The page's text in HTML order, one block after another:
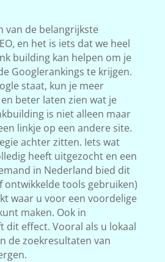
van de belangrijkste
en het is iets dat we heel
building kan helpen om je
Googlerankings te krijgen.
staat, kun je meer
beter laten zien wat je
is niet alleen maar
linkje op een andere site.
achter zitten. Iets wat
heeft uitgezocht en een
in Nederland bied dit
ontwikkelde tools gebruiken)
waar u voor een voordelige
maken. Ook in
dit effect. Vooral als u lokaal
de zoekresultaten van